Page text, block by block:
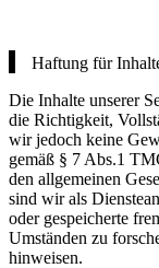
Haftung für
Die Inhalte unserer
die Richtigkeit,
wir jedoch keine
gemäß § 7 Abs.1
den allgemeinen
sind wir als
oder gespeicherte
Umständen zu
hinweisen.